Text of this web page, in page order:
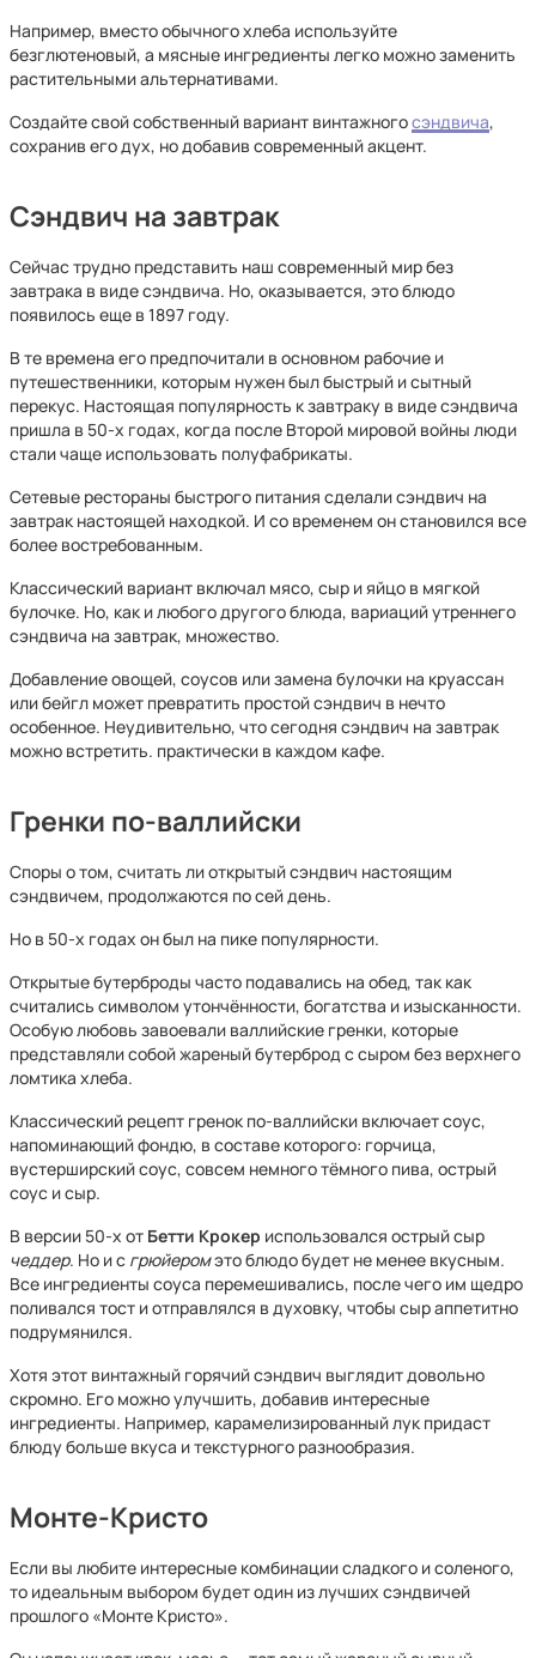
Например, вместо обычного хлеба используйте
безглютеновый, а мясные ингредиенты легко можно заменить
растительными альтернативами.
Создайте свой собственный вариант винтажногосэндвича,
сохранив его дух, но добавив современный акцент.
Сэндвич на завтрак
Сейчас трудно представить наш современный мир без
завтрака в виде сэндвича. Но, оказывается, это блюдо
появилось еще в 1897 году.
В те времена его предпочитали в основном рабочие и
путешественники, которым нужен был быстрый и сытный
перекус. Настоящая популярность к завтраку в виде сэндвича
пришла в 50-х годах, когда после Второй мировой войны люди
стали чаще использовать полуфабрикаты.
Сетевые рестораны быстрого питания сделали сэндвич на
завтрак настоящей находкой. И со временем он становился все
более востребованным.
Классический вариант включал мясо, сыр и яйцо в мягкой
булочке. Но, как и любого другого блюда, вариаций утреннего
сэндвича на завтрак, множество.
Добавление овощей, соусов или замена булочки на круассан
или бейгл может превратить простой сэндвич в нечто
особенное. Неудивительно, что сегодня сэндвич на завтрак
можно встретить. практически в каждом кафе.
Гренки по-валлийски
Споры о том, считать ли открытый сэндвич настоящим
сэндвичем, продолжаются по сей день.
Но в 50-х годах он был на пике популярности.
Открытые бутерброды часто подавались на обед, так как
считались символом утончённости, богатства и изысканности.
Особую любовь завоевали валлийские гренки, которые
представляли собой жареный бутерброд с сыром без верхнего
ломтика хлеба.
Классический рецепт гренок по-валлийски включает соус,
напоминающий фондю, в составе которого: горчица,
вустерширский соус, совсем немного тёмного пива, острый
соус и сыр.
В версии 50-х от Бетти Крокер использовался острый сыр
чеддер. Но и с грюйеромэто блюдо будет не менее вкусным.
Все ингредиенты соуса перемешивались, после чего им щедро
поливался тост и отправлялся в духовку, чтобы сыр аппетитно
подрумянился.
Хотя этот винтажный горячий сэндвич выглядит довольно
скромно. Его можно улучшить, добавив интересные
ингредиенты. Например, карамелизированный лук придаст
блюду больше вкуса и текстурного разнообразия.
Монте-Кристо
Если вы любите интересные комбинации сладкого и соленого,
то идеальным выбором будет один из лучших сэндвичей
прошлого «Монте Кристо».